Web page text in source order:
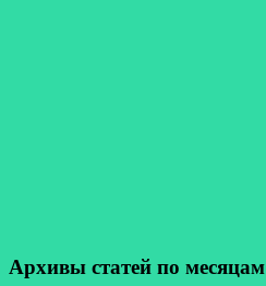
Архивы статей по месяцам